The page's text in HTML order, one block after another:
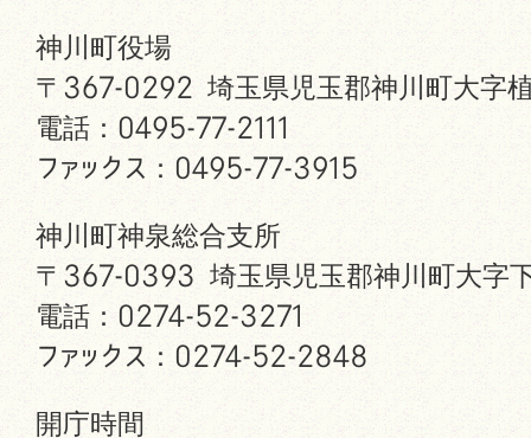
神川町役場
〒367-0292 埼玉県児玉郡神川町大字
電話：0495-77-2111
ファックス：0495-77-3915
神川町神泉総合支所
〒367-0393 埼玉県児玉郡神川町大字
電話：0274-52-3271
ファックス：0274-52-2848
開庁時間